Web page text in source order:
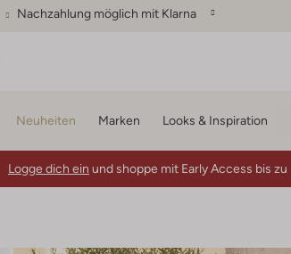
Nachzahlung möglich mit Klarna
Neuheiten Marken Looks & Inspiration
Logge dich ein und shoppe mit Early Access bis zu